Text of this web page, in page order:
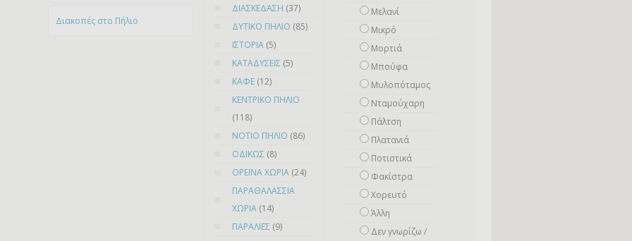
Διακοπές στο Πήλιο
ΔΙΑΣΚΕΔΑΣΗ (37)
ΔΥΤΙΚΟ ΠΗΛΙΟ (85)
ΙΣΤΟΡΙΑ (5)
ΚΑΤΑΔΥΣΕΙΣ (5)
ΚΑΦΕ (12)
ΚΕΝΤΡΙΚΟ ΠΗΛΙΟ
(118)
ΝΟΤΙΟ ΠΗΛΙΟ (86)
ΟΔΙΚΩΣ (8)
ΟΡΕΙΝΑ ΧΩΡΙΑ (24)
ΠΑΡΑΘΑΛΑΣΣΙΑ
ΧΩΡΙΑ (14)
ΠΑΡΑΛΙΕΣ (9)
Μελανί
Μικρό
Mορτιά
Μπούφα
Μυλοπόταμος
Νταμούχαρη
Πάλτση
Πλατανιά
Ποτιστικά
Φακίστρα
Χορευτό
Άλλη
Δεν γνωρίζω /